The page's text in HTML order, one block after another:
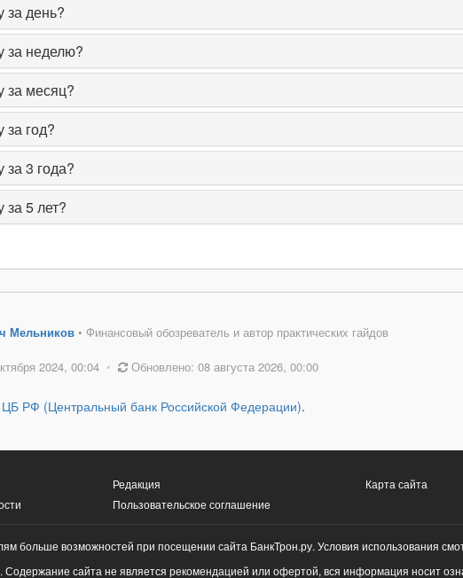
за день?
за неделю?
за месяц?
за год?
за 3 года?
за 5 лет?
Мельников• Финансовый обозреватель и автор практических гайдов
2024, 00:04 • Обновлено: 08 августа 2026, 00:00
ЦБ РФ (Центральный банк Российской Федерации).
Редакция
Пользовательское соглашение
Карта сайта
больше возможностей при посещении сайта БанкТрон.ру. Условия использования
Содержание сайта не является рекомендацией или офертой, вся информация носит